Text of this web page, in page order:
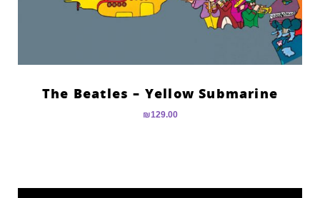
The Beatles – Yellow Submarine
₪129.00